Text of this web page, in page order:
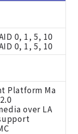
0, 1, 5, 10
0, 1, 5, 10
Platform Ma
over LA